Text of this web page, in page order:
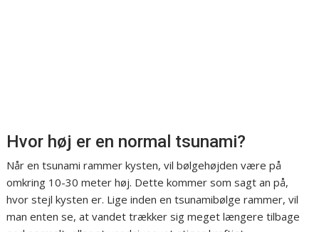
Hvor høj er en normal tsunami?
Når en tsunami rammer kysten, vil bølgehøjden være på
omkring 10-30 meter høj. Dette kommer som sagt an på,
hvor stejl kysten er. Lige inden en tsunamibølge rammer, vil
man enten se, at vandet trækker sig meget længere tilbage